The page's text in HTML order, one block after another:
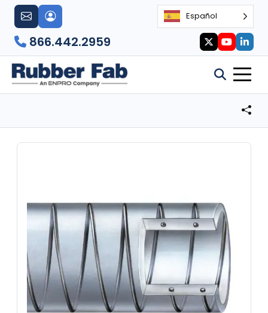
Español
866.442.2959